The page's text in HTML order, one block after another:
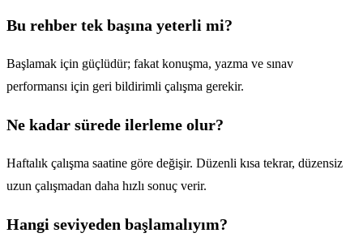
Bu rehber tek başına yeterli mi?
Başlamak için güçlüdür; fakat konuşma, yazma ve sınav
performansı için geri bildirimli çalışma gerekir.
Ne kadar sürede ilerleme olur?
Haftalık çalışma saatine göre değişir. Düzenli kısa tekrar, düzensiz
uzun çalışmadan daha hızlı sonuç verir.
Hangi seviyeden başlamalıyım?